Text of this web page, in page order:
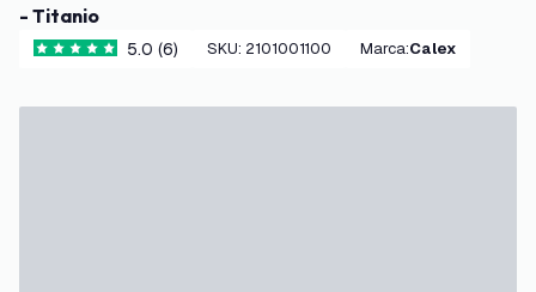
- Titanio
5 stelle di valutazione
5.0 (6) SKU: 2101001100 Marca: Calex